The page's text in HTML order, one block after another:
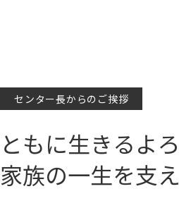
センター長からのご挨拶
ともに生きるよ
家族の一生を支